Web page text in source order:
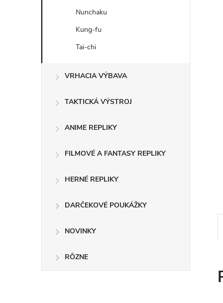
Nunchaku
Kung-fu
Tai-chi
VRHACIA VÝBAVA
TAKTICKÁ VÝSTROJ
ANIME REPLIKY
FILMOVÉ A FANTASY REPLIKY
HERNÉ REPLIKY
DARČEKOVÉ POUKÁŽKY
NOVINKY
RÔZNE